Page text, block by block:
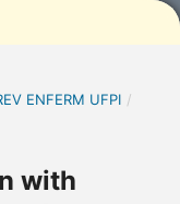
ENFERM UFPI /
with